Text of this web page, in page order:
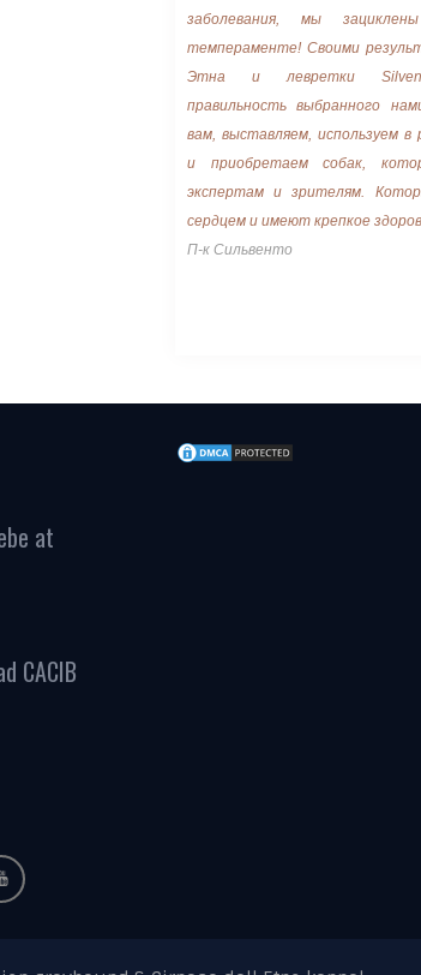
заболевания, мы
темпераменте! Своими
Этна и левретки
правильность выбранного
вам, выставляем, используем в
и приобретаем собак,
экспертам и зрителям.
сердцем и имеют крепкое
П-к Сильвенто
at
CACIB